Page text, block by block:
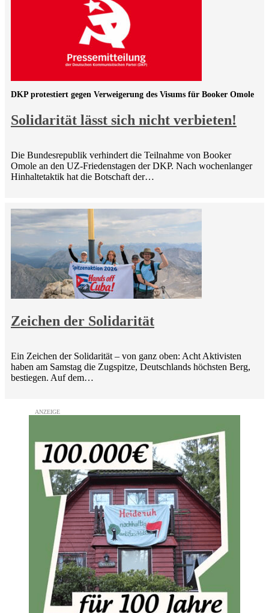
Solidarität lässt sich nicht verbieten!
DKP protestiert gegen Verweigerung des Visums für Booker Omole
Die Bundesrepublik verhindert die Teilnahme von Booker
Omole an den UZ-Friedenstagen der DKP. Nach wochenlanger
Hinhaltetaktik hat die Botschaft der…
Zeichen der Solidarität
Ein Zeichen der Solidarität – von ganz oben: Acht Aktivisten
haben am Samstag die Zugspitze, Deutschlands höchsten Berg,
bestiegen. Auf dem…